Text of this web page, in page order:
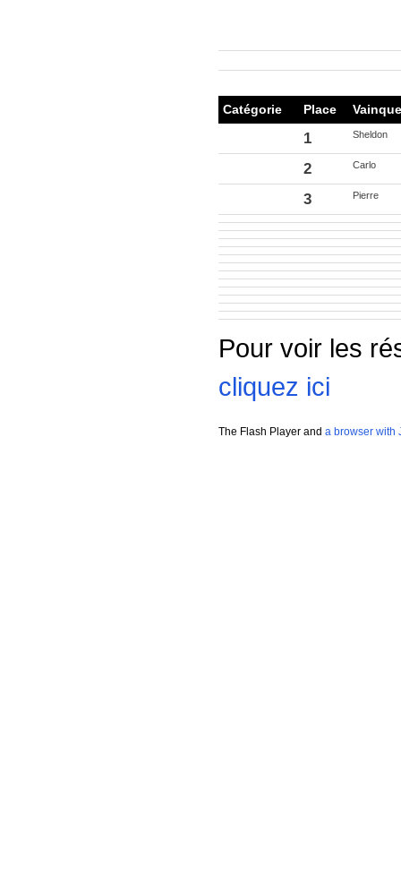
Catégorie Place
1 Sheldon
2 Carlo
3 Pierre
Pour voir les
cliquez ici
The Flash Player and a browser with